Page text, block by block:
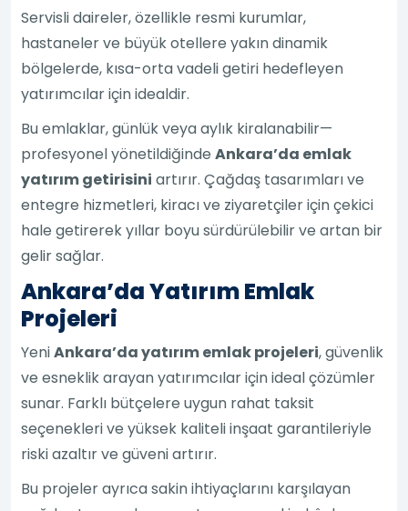
Servisli daireler, özellikle resmi kurumlar,
hastaneler ve büyük otellere yakın dinamik
bölgelerde, kısa-orta vadeli getiri hedefleyen
yatırımcılar için idealdir.
Bu emlaklar, günlük veya aylık kiralanabilir—
profesyonel yönetildiğindeAnkara’da emlak
yatırım getirisini artırır. Çağdaş tasarımları ve
entegre hizmetleri, kiracı ve ziyaretçiler için çekici
hale getirerek yıllar boyu sürdürülebilir ve artan bir
gelir sağlar.
Ankara’da Yatırım Emlak
Projeleri
YeniAnkara’da yatırım emlak projeleri, güvenlik
ve esneklik arayan yatırımcılar için ideal çözümler
sunar. Farklı bütçelere uygun rahat taksit
seçenekleri ve yüksek kaliteli inşaat garantileriyle
riski azaltır ve güveni artırır.
Bu projeler ayrıca sakin ihtiyaçlarını karşılayan